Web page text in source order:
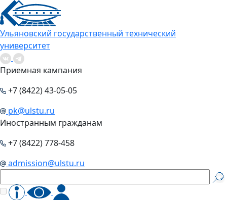
Ульяновский государственный технический
университет
Приемная кампания
+7 (8422) 43-05-05
pk@ulstu.ru
Иностранным гражданам
+7 (8422) 778-458
admission@ulstu.ru